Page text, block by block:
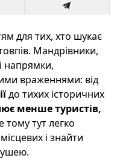
для тих, хто шукає
Мандрівники,
напрямки,
враженнями: від
до тихих історичних
менше туристів,
тому тут легко
і знайти